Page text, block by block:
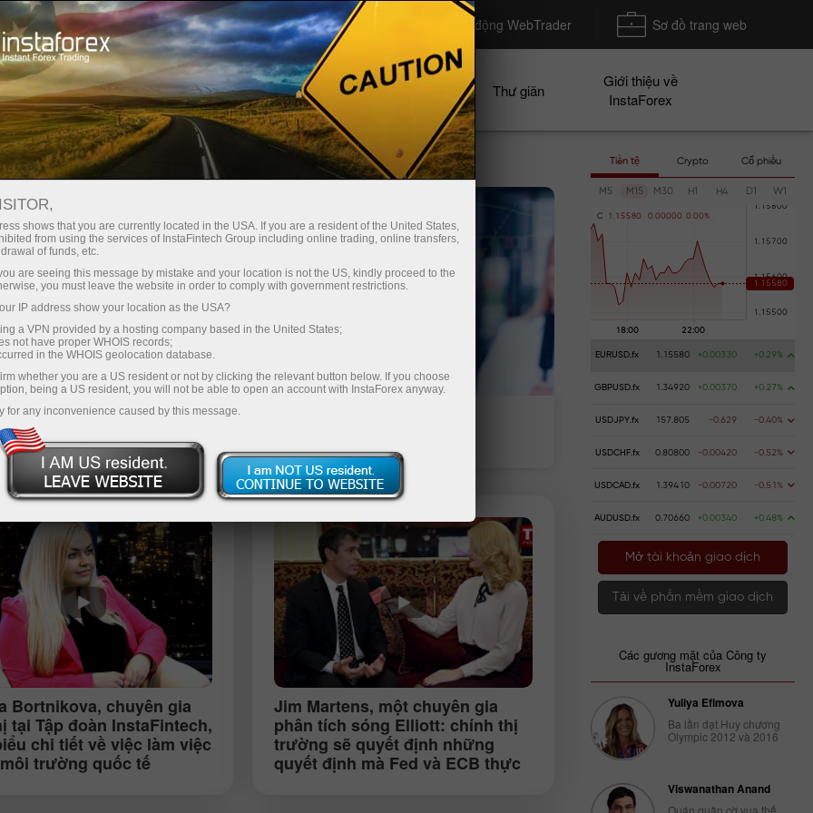
ngay lập tức Tải nền tảng giao dịch Metatrader Khởi động WebTrader Sơ đồ trang web
người mới bắt
đầu
Dành cho nhà đầu
tư
Dành cho đối tác Các chiến dịch Thư giãn
Giới thiệu về
InstaForex
famed
The
Bortnikova, chuyên gia
tại Tập đoàn InstaFintech,
chi tiết về việc làm việc
trường quốc tế
Jim Martens, một chuyên gia
phân tích sóng Elliott: chính thị
trường sẽ quyết định những
quyết định mà Fed và ECB thực
Tiền tệ Crypto Cổ phiếu
M5 M15 M30 H1 H4 D1 W1
C 1 . 1 5580 0 .00000 0 .00%
EURUSD.fx 1.15580 +0.00330 +0.29%
GBPUSD.fx 1.34920 +0.00370 +0.27%
USDJPY.fx 157.805 -0.629 -0.40%
USDCHF.fx 0.80800 -0.00420 -0.52%
USDCAD.fx 1.39410 -0.00720 -0.51%
AUDUSD.fx 0.70660 +0.00340 +0.48%
Mở tài khoản giao dịch
Tải về phần mềm giao dịch
Các gương mặt của Công ty
InstaForex
Yuliya Efimova
Ba lần đạt Huy chương
Olympic 2012 và 2016
Viswanathan Anand
Quán quân cờ vua thế
shows that you are currently located in the USA. If you are a resident of the United States,
from using the services of InstaFintech Group including online trading, online transfers,
of funds, etc.
are seeing this message by mistake and your location is not the US, kindly proceed to the
you must leave the website in order to comply with government restrictions.
IP address show your location as the USA?
a VPN provided by a hosting company based in the United States;
not have proper WHOIS records;
in the WHOIS geolocation database.
whether you are a US resident or not by clicking the relevant button below. If you choose
being a US resident, you will not be able to open an account with InstaForex anyway.
for any inconvenience caused by this message.